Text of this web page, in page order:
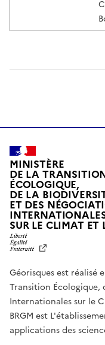
MINISTÈRE
DE LA
ÉCOLOGIQUE,
DE LA
ET DES
SUR LE CLIMAT ET
Géorisques est réalisé
Transition Écologique,
Internationales sur le
BRGM est
applications des